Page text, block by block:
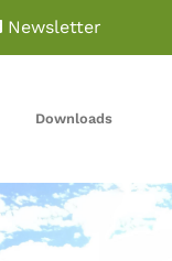
Newsletter
Downloads